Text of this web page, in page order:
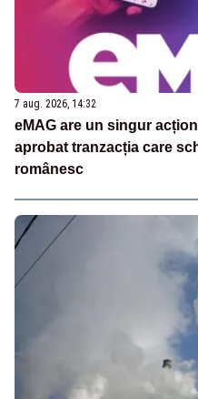
7 aug. 2026, 14:32
eMAG are un singur
aprobat tranzacția care
românesc